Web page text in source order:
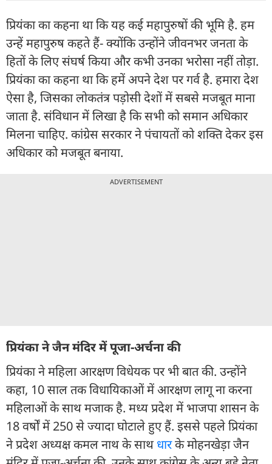
प्रियंका का कहना था कि यह कई महापुरुषों की भूमि है. हम
उन्हें महापुरुष कहते हैं- क्योंकि उन्होंने जीवनभर जनता के
हितों के लिए संघर्ष किया और कभी उनका भरोसा नहीं तोड़ा.
प्रियंका का कहना था कि हमें अपने देश पर गर्व है. हमारा देश
ऐसा है, जिसका लोकतंत्र पड़ोसी देशों में सबसे मजबूत माना
जाता है. संविधान में लिखा है कि सभी को समान अधिकार
मिलना चाहिए. कांग्रेस सरकार ने पंचायतों को शक्ति देकर इस
अधिकार को मजबूत बनाया.
ADVERTISEMENT
प्रियंका ने जैन मंदिर में पूजा-अर्चना की
प्रियंका ने महिला आरक्षण विधेयक पर भी बात की. उन्होंने
कहा, 10 साल तक विधायिकाओं में आरक्षण लागू ना करना
महिलाओं के साथ मजाक है. मध्य प्रदेश में भाजपा शासन के
18 वर्षों में 250 से ज्यादा घोटाले हुए हैं. इससे पहले प्रियंका
ने प्रदेश अध्यक्ष कमल नाथ के साथ धारके मोहनखेड़ा जैन